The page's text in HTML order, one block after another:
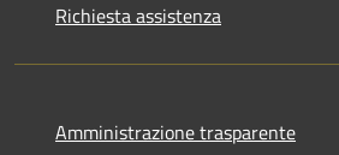
Richiesta assistenza
Amministrazione trasparente